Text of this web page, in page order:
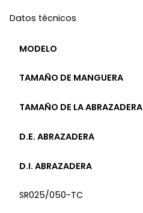
Datos técnicos
MODELO
TAMAÑO DE MANGUERA
TAMAÑO DE LA ABRAZADERA
D.E. ABRAZADERA
D.I. ABRAZADERA
SR025/050-TC